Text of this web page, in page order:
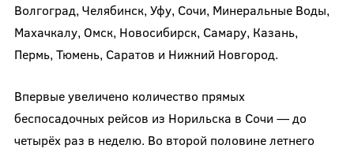
Волгоград, Челябинск, Уфу, Сочи, Минеральные Воды,
Махачкалу, Омск, Новосибирск, Самару, Казань,
Пермь, Тюмень, Саратов и Нижний Новгород.
Впервые увеличено количество прямых
беспосадочных рейсов из Норильска в Сочи — до
четырёх раз в неделю. Во второй половине летнего